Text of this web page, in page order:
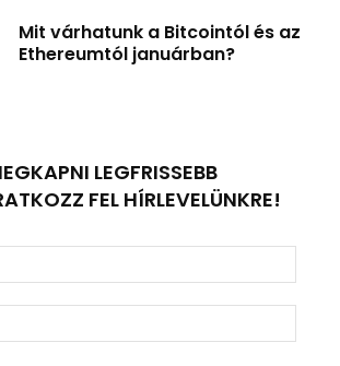
Mit várhatunk a Bitcointól és az
Ethereumtól januárban?
LEGFRISSEBB
FEL HÍRLEVELÜNKRE!